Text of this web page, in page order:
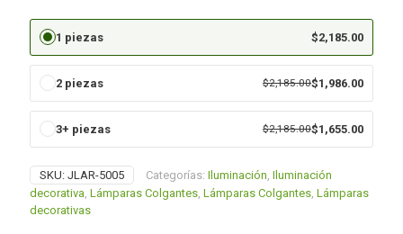
1 piezas $2,185.00
2 piezas $2,185.00$1,986.00
3+ piezas $2,185.00$1,655.00
SKU: JLAR-5005 Categorías: Iluminación Iluminación
decorativa Lámparas Colgantes Lámparas Colgantes Lámparas
decorativas